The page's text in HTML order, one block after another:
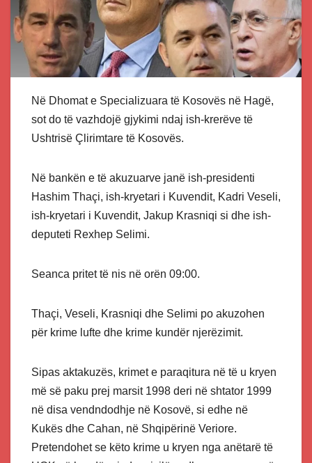
Në Dhomat e Specializuara të Kosovës në Hagë,
sot do të vazhdojë gjykimi ndaj ish-krerëve të
Ushtrisë Çlirimtare të Kosovës.
Në bankën e të akuzuarve janë ish-presidenti
Hashim Thaçi, ish-kryetari i Kuvendit, Kadri Veseli,
ish-kryetari i Kuvendit, Jakup Krasniqi si dhe ish-
deputeti Rexhep Selimi.
Seanca pritet të nis në orën 09:00.
Thaçi, Veseli, Krasniqi dhe Selimi po akuzohen
për krime lufte dhe krime kundër njerëzimit.
Sipas aktakuzës, krimet e paraqitura në të u kryen
më së paku prej marsit 1998 deri në shtator 1999
në disa vendndodhje në Kosovë, si edhe në
Kukës dhe Cahan, në Shqipërinë Veriore.
Pretendohet se këto krime u kryen nga anëtarë të